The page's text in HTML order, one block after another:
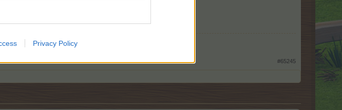
Privacy Policy
és Kísértetjárta kúria)
Enciklopédia |Általános témák
#65245